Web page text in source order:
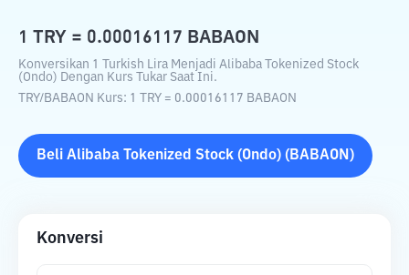
1 TRY = 0.00016117 BABAON
Konversikan 1 Turkish Lira Menjadi Alibaba Tokenized Stock
(Ondo) Dengan Kurs Tukar Saat Ini.
TRY/BABAON Kurs: 1 TRY = 0.00016117 BABAON
Beli Alibaba Tokenized Stock (Ondo) ( BABAON )
Konversi